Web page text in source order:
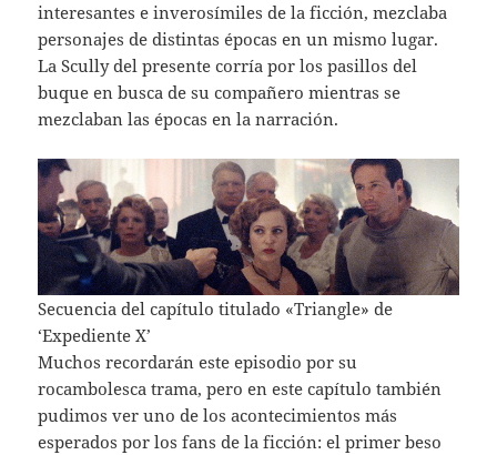
interesantes e inverosímiles de la ficción, mezclaba
personajes de distintas épocas en un mismo lugar.
La Scully del presente corría por los pasillos del
buque en busca de su compañero mientras se
mezclaban las épocas en la narración.
Secuencia del capítulo titulado «Triangle» de
‘Expediente X’
Muchos recordarán este episodio por su
rocambolesca trama, pero en este capítulo también
pudimos ver uno de los acontecimientos más
esperados por los fans de la ficción: el primer beso